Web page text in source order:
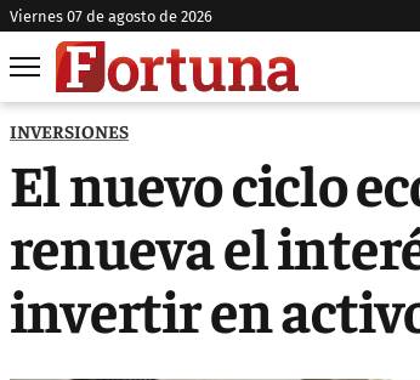
viernes 07 de agosto de 2026
INVERSIONES
El nuevo ciclo
renueva el
invertir en